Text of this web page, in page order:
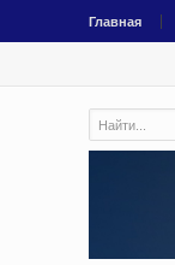
Главная